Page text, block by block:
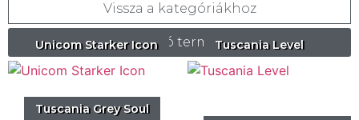
Vissza a kategóriákhoz
Hasonló termékek
Unicom Starker Icon Tuscania Level
Tuscania Grey Soul